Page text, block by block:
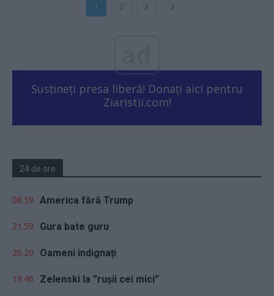
1 2 3
Susțineți presa liberă! Donați aici pentru
Ziaristii.com!
24 de ore
08.59 America fără Trump
21.59 Gura bate guru
20.20 Oameni indignați
19.46 Zelenski la ”rușii cei mici”